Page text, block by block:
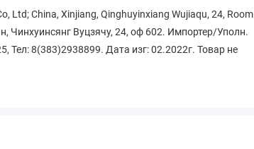
Ltd; China, Xinjiang, Qinghuyinxiang Wujiaqu, 24, Room
Чинхуинсянг Вуцзячу, 24, оф 602. Импортер/Уполн.
Тел: 8(383)2938899. Дата изг: 02.2022г. Товар не